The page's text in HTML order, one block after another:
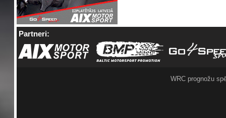
Partneri:
WRC prognožu